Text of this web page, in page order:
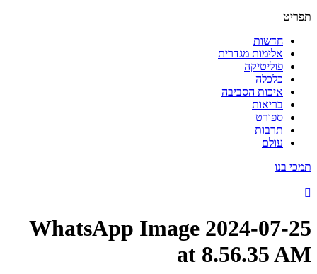
תפריט
חדשות
אלימות מגדרית
פוליטיקה
כלכלה
איכות הסביבה
בריאות
ספורט
תרבות
עולם
תמכי בנו
WhatsApp Image 2024-07-25
at 8.56.35 AM